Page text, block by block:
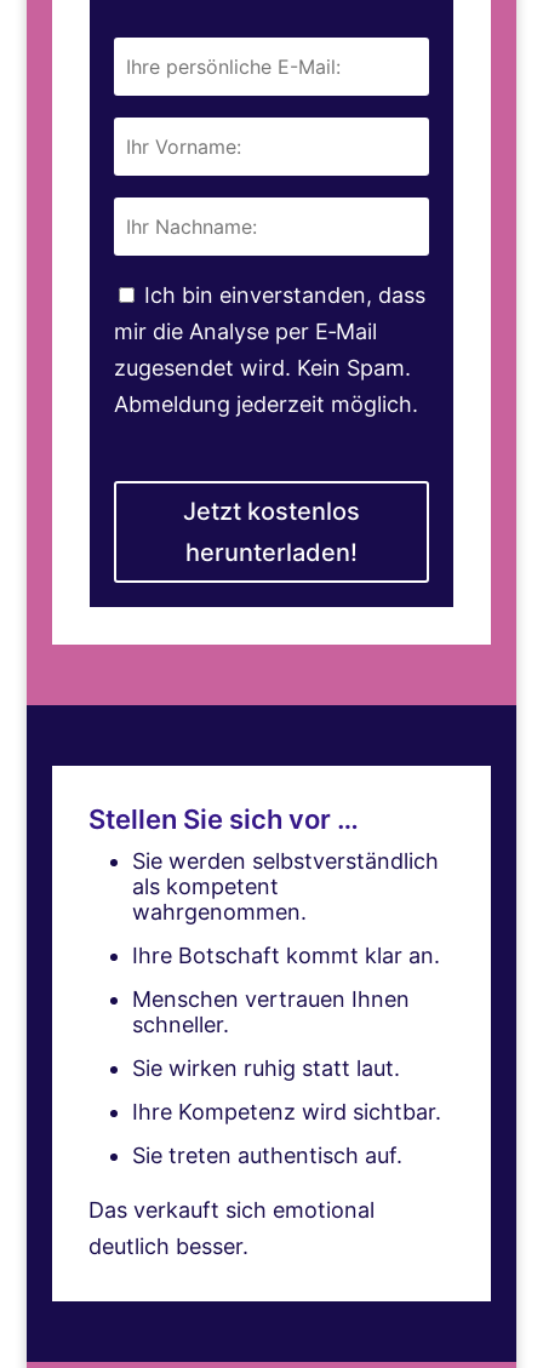
Ich bin einverstanden, dass
mir die Analyse per E‑Mail
zugesendet wird. Kein Spam.
Abmeldung jederzeit möglich.
Jetzt kostenlos
herunterladen!
Stellen Sie sich vor …
Sie werden selbstverständlich
als kompetent
wahrgenommen.
Ihre Botschaft kommt klar an.
Menschen vertrauen Ihnen
schneller.
Sie wirken ruhig statt laut.
Ihre Kompetenz wird sichtbar.
Sie treten authentisch auf.
Das verkauft sich emotional
deutlich besser.